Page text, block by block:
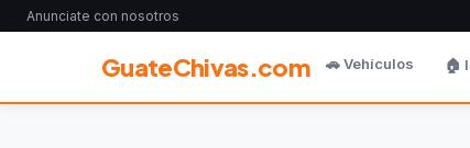
Anunciate con nosotros
GuateChivas.com 🚗 Vehículos 🏠